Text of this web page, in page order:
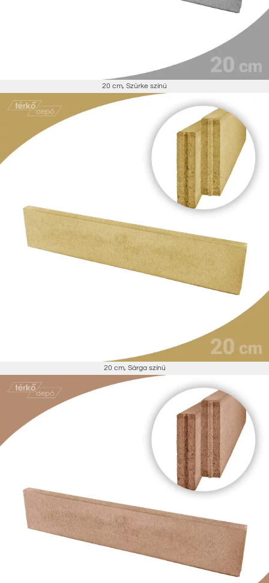
20 cm, Szürke színű
20 cm, Sárga színű